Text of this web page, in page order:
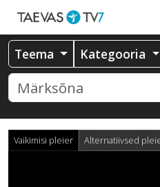
Teema Kategooria
Vaikimisi pleier Alternatiivsed